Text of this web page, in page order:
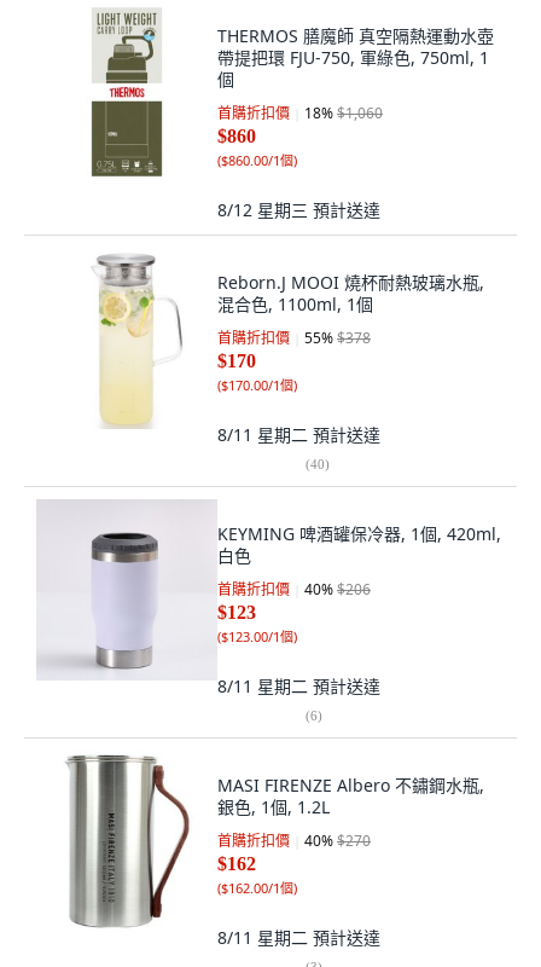
THERMOS 膳魔師 真空隔熱運動水壺
帶提把環 FJU-750, 軍綠色, 750ml, 1
個
首購折扣價 18%$1,060
$860
($860.00/1個)
8/12 星期三 預計送達
Reborn.J MOOI 燒杯耐熱玻璃水瓶,
混合色, 1100ml, 1個
首購折扣價 55%$378
$170
($170.00/1個)
8/11 星期二 預計送達
(40)
KEYMING 啤酒罐保冷器, 1個, 420ml,
白色
首購折扣價 40%$206
$123
($123.00/1個)
8/11 星期二 預計送達
(6)
MASI FIRENZE Albero 不鏽鋼水瓶,
銀色, 1個, 1.2L
首購折扣價 40%$270
$162
($162.00/1個)
8/11 星期二 預計送達